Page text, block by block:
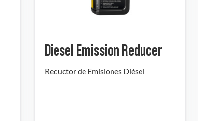
Diesel Emission Reducer
Reductor de Emisiones Diésel